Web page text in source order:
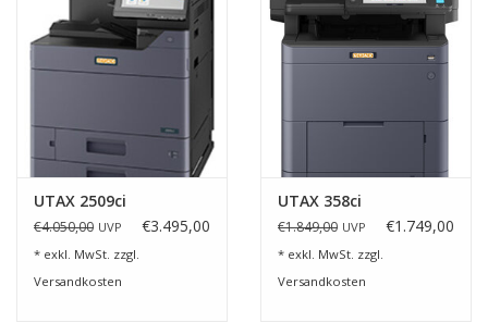
UTAX 2509ci
€4.050,00 UVP €3.495,00
* exkl. MwSt. zzgl.
Versandkosten
UTAX 358ci
€1.849,00 UVP €1.749,00
* exkl. MwSt. zzgl.
Versandkosten